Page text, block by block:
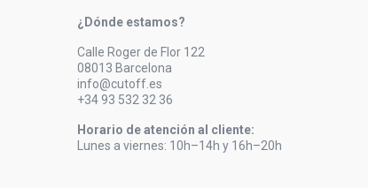
¿Dónde estamos?
Calle Roger de Flor 122
08013 Barcelona
info@cutoff.es
+34 93 532 32 36
Horario de atención al cliente:
Lunes a viernes: 10h–14h y 16h–20h